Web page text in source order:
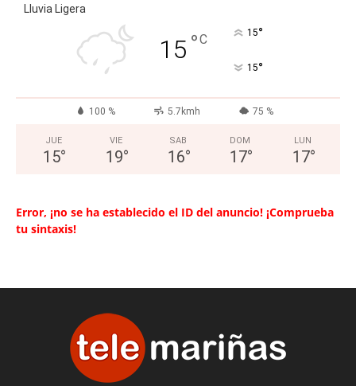
Lluvia Ligera
15 °C 15°
15°
100 % 5.7kmh 75 %
JUE
15°
VIE
19°
SAB
16°
DOM
17°
LUN
17°
Error, ¡no se ha establecido el ID del anuncio! ¡Comprueba
tu sintaxis!